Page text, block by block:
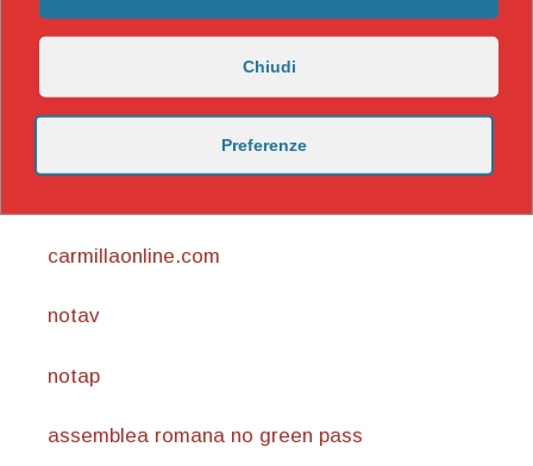
carmillaonline.com
notav
notap
assemblea romana no green pass
Chiudi
Preferenze